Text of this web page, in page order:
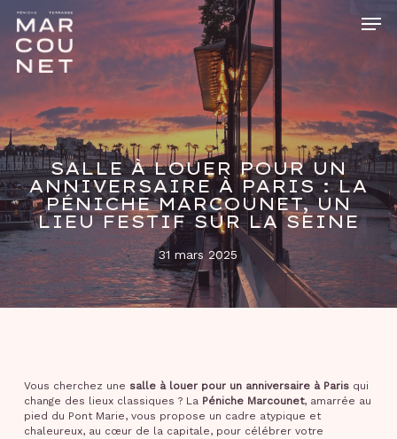
main
content
SALLE À LOUER POUR UN
ANNIVERSAIRE À PARIS : LA
PÉNICHE MARCOUNET, UN
LIEU FESTIF SUR LA SEINE
31 mars 2025
Vous cherchez une salle à louer pour un anniversaire à Parisqui
change des lieux classiques ? La Péniche Marcounet, amarrée au
pied du Pont Marie, vous propose un cadre atypique et
chaleureux, au cœur de la capitale, pour célébrer votre